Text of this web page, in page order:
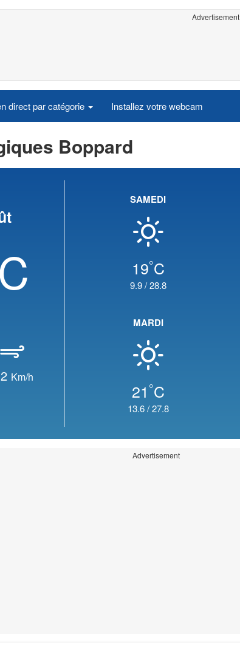
Advertisement
direct par catégorie Installez votre webcam
Boppard
C
Km/h
SAMEDI
19°C
9.9/28.8
MARDI
21 °C
13.6/27.8
Advertisement